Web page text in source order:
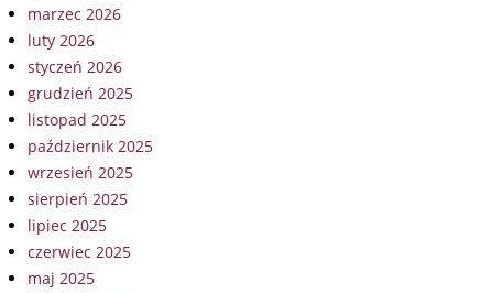
marzec 2026
luty 2026
styczeń 2026
grudzień 2025
listopad 2025
październik 2025
wrzesień 2025
sierpień 2025
lipiec 2025
czerwiec 2025
maj 2025